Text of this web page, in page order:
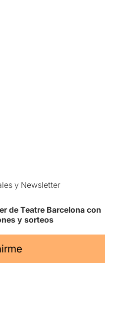
y Newsletter
de Teatre Barcelona con
y sorteos